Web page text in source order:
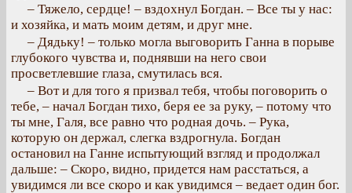
– Тяжело, сердце! – вздохнул Богдан. – Все ты у нас:
и хозяйка, и мать моим детям, и друг мне.
– Дядьку! – только могла выговорить Ганна в порыве
глубокого чувства и, поднявши на него свои
просветлевшие глаза, смутилась вся.
– Вот и для того я призвал тебя, чтобы поговорить о
тебе, – начал Богдан тихо, беря ее за руку, – потому что
ты мне, Галя, все равно что родная дочь. – Рука,
которую он держал, слегка вздрогнула. Богдан
остановил на Ганне испытующий взгляд и продолжал
дальше: – Скоро, видно, придется нам расстаться, а
увидимся ли все скоро и как увидимся – ведает один бог.